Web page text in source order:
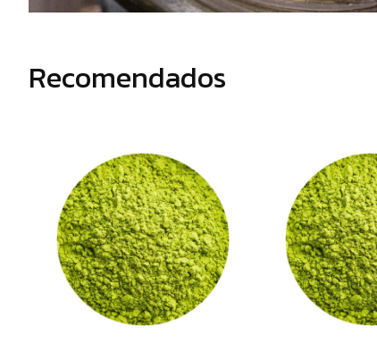
desteinados
General
Alimentos
deshidratados
Recomendados